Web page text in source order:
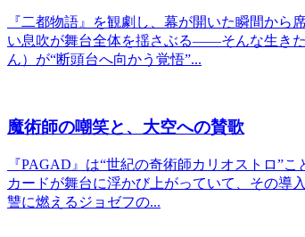
『二都物語』を観劇し、幕が開いた瞬間か
い息吹が舞台全体を揺さぶる――そんな生き
ん）が“断頭台へ向かう覚悟”...
魔術師の嘲笑と、大空への賛歌
『PAGAD』は“世紀の奇術師カリオストロ”
カードが舞台に浮かび上がっていて、その導
讐に燃えるジョゼフの...